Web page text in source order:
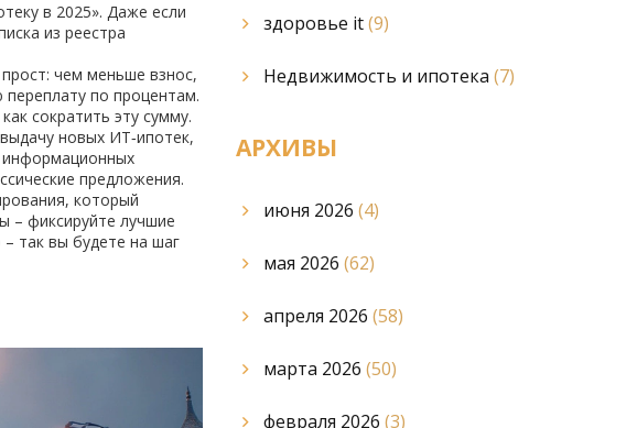
в 2025». Даже если
из реестра
чем меньше взнос,
по процентам.
сократить эту сумму.
новых ИТ‑ипотек,
информационных
предложения.
который
– фиксируйте лучшие
так вы будете на шаг
здоровье it(9)
Недвижимость и ипотека (7)
АРХИВЫ
июня 2026 (4)
мая 2026 (62)
апреля 2026 (58)
марта 2026 (50)
февраля 2026 (3)